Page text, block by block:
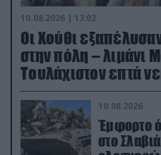
10.08.2026 | 13:02
Οι Χούθι
στην πόλη – λιμάνι
Toυλάχιστον επτά
10.08.2026
Έμφορτο
στο